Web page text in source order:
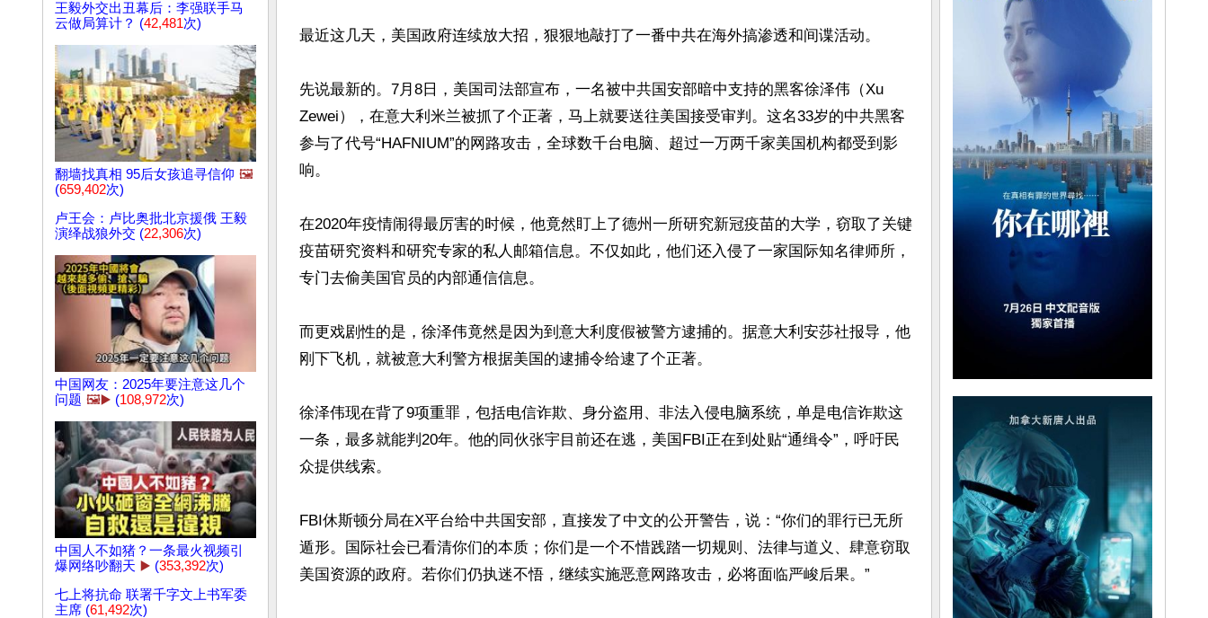
王毅外交出丑幕后：李强联手马
云做局算计？ (42,481次)
翻墙找真相 95后女孩追寻信仰 🖼️
(659,402次)
卢王会：卢比奥批北京援俄 王毅
演绎战狼外交 (22,306次)
中国网友：2025年要注意这几个
问题 🖼️▶️ (108,972次)
中国人不如猪？一条最火视频引
爆网络吵翻天 ▶️ (353,392次)
七上将抗命 联署千字文上书军委
主席 (61,492次)
最近这几天，美国政府连续放大招，狠狠地敲打了一番中共在海外搞渗透和间谍活动。
先说最新的。7月8日，美国司法部宣布，一名被中共国安部暗中支持的黑客徐泽伟（Xu
Zewei），在意大利米兰被抓了个正著，马上就要送往美国接受审判。这名33岁的中共黑客
参与了代号“HAFNIUM”的网路攻击，全球数千台电脑、超过一万两千家美国机构都受到影
响。
在2020年疫情闹得最厉害的时候，他竟然盯上了德州一所研究新冠疫苗的大学，窃取了关键
疫苗研究资料和研究专家的私人邮箱信息。不仅如此，他们还入侵了一家国际知名律师所，
专门去偷美国官员的内部通信信息。
而更戏剧性的是，徐泽伟竟然是因为到意大利度假被警方逮捕的。据意大利安莎社报导，他
刚下飞机，就被意大利警方根据美国的逮捕令给逮了个正著。
徐泽伟现在背了9项重罪，包括电信诈欺、身分盗用、非法入侵电脑系统，单是电信诈欺这
一条，最多就能判20年。他的同伙张宇目前还在逃，美国FBI正在到处贴“通缉令”，呼吁民
众提供线索。
FBI休斯顿分局在X平台给中共国安部，直接发了中文的公开警告，说：“你们的罪行已无所
遁形。国际社会已看清你们的本质；你们是一个不惜践踏一切规则、法律与道义、肆意窃取
美国资源的政府。若你们仍执迷不悟，继续实施恶意网路攻击，必将面临严峻后果。”